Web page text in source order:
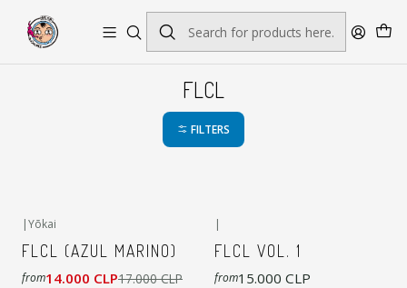
FLCL
FILTERS
|Yōkai
FLCL (AZUL MARINO)
from14.000 CLP17.000 CLP
|
FLCL VOL. 1
from15.000 CLP